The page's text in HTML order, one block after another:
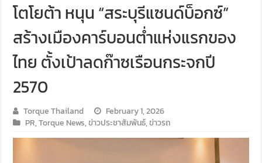
โตโยต้า หนุน “สระบุรีแซนด์บ็อกซ์”
สร้างเมืองคาร์บอนต่ำแห่งแรกของ
ไทย ตั้งเป้าลดก๊าซเรือนกระจกปี
2570
Torque Thailand
February 1, 2026
PR,Torque News,ข่าวประชาสัมพันธ์,ข่าวรถ